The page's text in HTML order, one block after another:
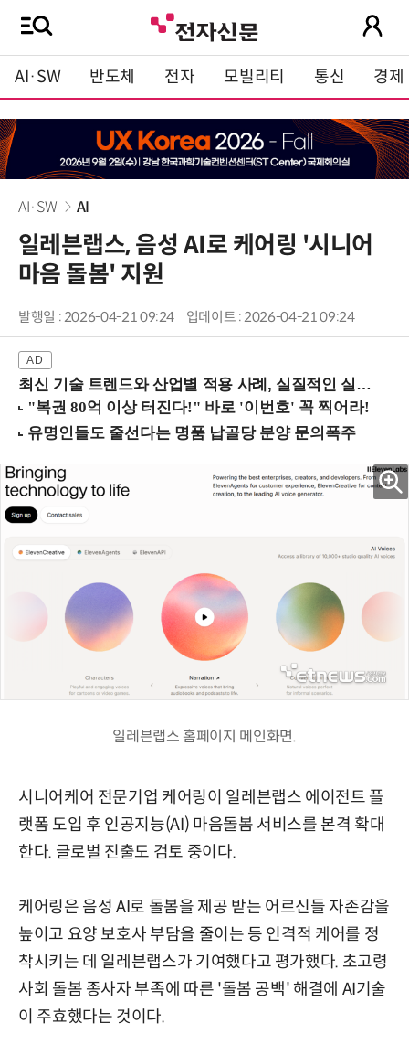
AI·SW 반도체 전자 모빌리티 통신 경제
AI·SW AI
일레븐랩스, 음성 AI로 케어링 '시니어
마음 돌봄' 지원
발행일 : 2026-04-21 09:24 업데이트 : 2026-04-21 09:24
최신 기술 트렌드와 산업별 적용 사례, 실질적인 실행 전략을 공유 (9/18 양재역)
일레븐랩스 홈페이지 메인화면.
시니어케어 전문기업 케어링이 일레븐랩스 에이전트 플
랫폼 도입 후 인공지능(AI) 마음돌봄 서비스를 본격 확대
한다. 글로벌 진출도 검토 중이다.
케어링은 음성 AI로 돌봄을 제공 받는 어르신들 자존감을
높이고 요양 보호사 부담을 줄이는 등 인격적 케어를 정
착시키는 데 일레븐랩스가 기여했다고 평가했다. 초고령
사회 돌봄 종사자 부족에 따른 '돌봄 공백' 해결에 AI기술
이 주효했다는 것이다.